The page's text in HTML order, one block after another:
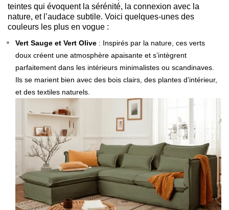
teintes qui évoquent la sérénité, la connexion avec la
nature, et l’audace subtile. Voici quelques-unes des
couleurs les plus en vogue :
Vert Sauge et Vert Olive : Inspirés par la nature, ces verts
doux créent une atmosphère apaisante et s’intègrent
parfaitement dans les intérieurs minimalistes ou scandinaves.
Ils se marient bien avec des bois clairs, des plantes d’intérieur,
et des textiles naturels.